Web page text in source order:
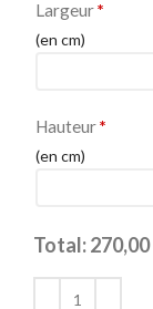
Largeur*
(en cm)
Hauteur*
(en cm)
Total:270,00